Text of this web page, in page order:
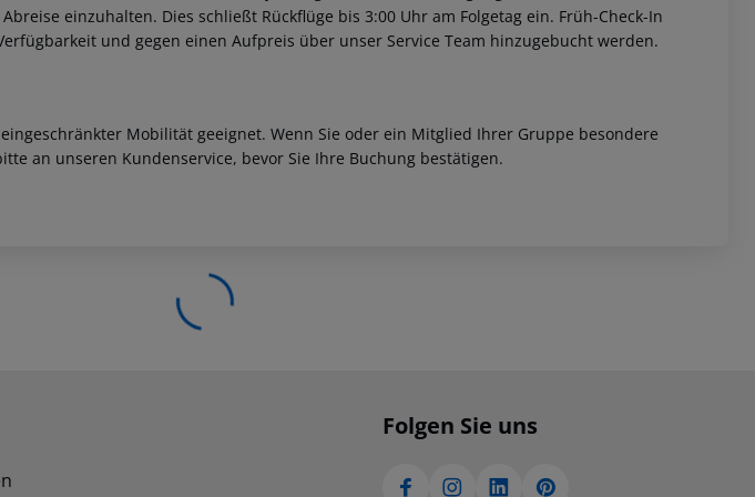
einzuhalten. Dies schließt Rückflüge bis 3:00 Uhr am Folgetag ein. Früh-Check-In
und gegen einen Aufpreis über unser Service Team hinzugebucht werden.
Mobilität geeignet. Wenn Sie oder ein Mitglied Ihrer Gruppe besondere
an unseren Kundenservice, bevor Sie Ihre Buchung bestätigen.
Folgen Sie uns